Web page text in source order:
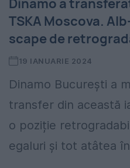
Dinamo a
TSKA Moscova.
scape de
19 IANUARIE 2024
Dinamo București a
transfer din această
o poziție
egaluri și tot atâtea